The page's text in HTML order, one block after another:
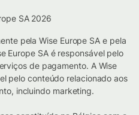
SA 2026
pela Wise Europe SA e pela
Europe SA é responsável pelo
de pagamento. A Wise
pelo conteúdo relacionado aos
incluindo marketing.